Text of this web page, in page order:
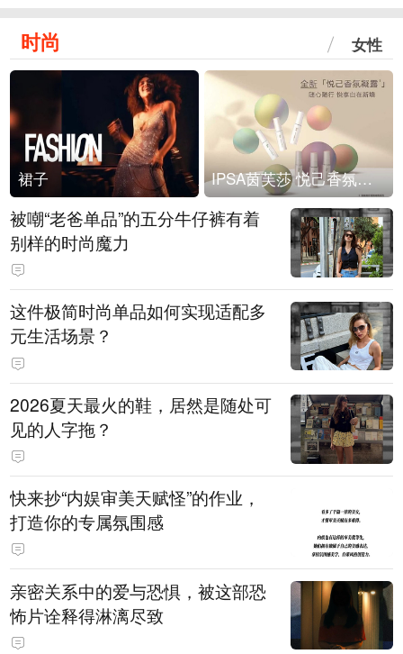
时尚 女性
裙子 IPSA茵芙莎 悦己香氛凝露上市
被嘲“老爸单品”的五分牛仔裤有着
别样的时尚魔力
这件极简时尚单品如何实现适配多
元生活场景？
2026夏天最火的鞋，居然是随处可
见的人字拖？
快来抄“内娱审美天赋怪”的作业，
打造你的专属氛围感
亲密关系中的爱与恐惧，被这部恐
怖片诠释得淋漓尽致